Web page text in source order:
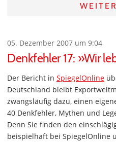
05. Dezember 2007 um 9:04
Denkfehler 17: »Wir
Der Bericht in SpiegelOnline
Deutschland bleibt
zwangsläufig dazu, einen
40 Denkfehler, Mythen und
Denn Sie finden den
beispielhaft bei SpiegelOnline